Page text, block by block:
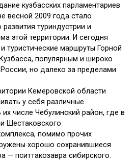
кузбасских парламентариев
весной 2009 года стало
туриндустрии и
этой территории. И сегодня
туристические маршруты Горной
популярным и широко
но далеко за пределами
Кемеровской области
у себя различные
числе Чебулинский район, где в
Шестаковского
помимо прочих
хорошо сохранившиеся
— пситтакозавра сибирского.